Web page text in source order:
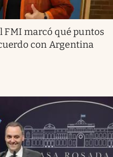
FMI marcó qué puntos
con Argentina